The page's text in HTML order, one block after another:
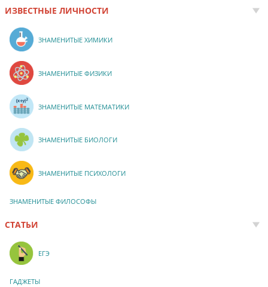
ИЗВЕСТНЫЕ ЛИЧНОСТИ
ЗНАМЕНИТЫЕ ХИМИКИ
ЗНАМЕНИТЫЕ ФИЗИКИ
ЗНАМЕНИТЫЕ МАТЕМАТИКИ
ЗНАМЕНИТЫЕ БИОЛОГИ
ЗНАМЕНИТЫЕ ПСИХОЛОГИ
ЗНАМЕНИТЫЕ ФИЛОСОФЫ
СТАТЬИ
ЕГЭ
ГАДЖЕТЫ